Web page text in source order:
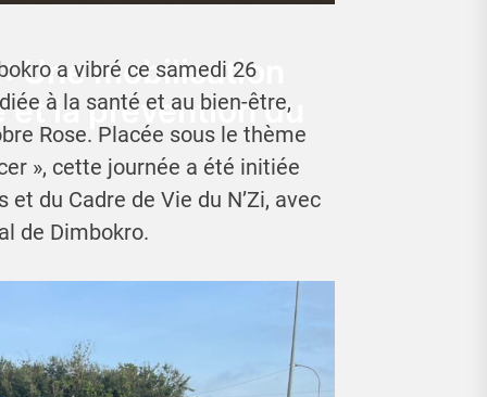
Une mobilisation
la prévention du
a vibré ce samedi 26
à la santé et au bien-être,
Rose. Placée sous le thème
», cette journée a été initiée
du Cadre de Vie du N’Zi, avec
de Dimbokro.